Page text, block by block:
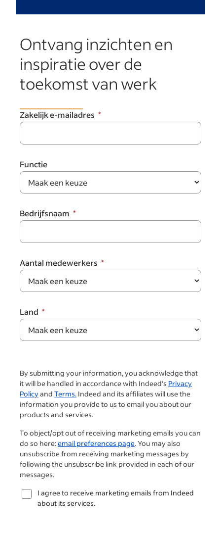
Ontvang inzichten en
inspiratie over de
toekomst van werk
Zakelijk e-mailadres
Functie
Bedrijfsnaam
Aantal medewerkers
Land
By submitting your information, you acknowledge that
it will be handled in accordance with Indeed's Privacy
Policyand Terms. Indeed and its affiliates will use the
information you provide to us to email you about our
products and services.
To object/opt out of receiving marketing emails you can
do so here:email preferences page. You may also
unsubscribe from receiving marketing messages by
following the unsubscribe link provided in each of our
messages.
I agree to receive marketing emails from Indeed
about its services.